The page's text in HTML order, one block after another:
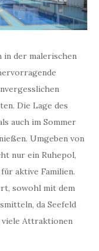
in der malerischen
Die Lage des
auch im Sommer
Umgeben von
nur ein Ruhepol,
aktive Familien.
sowohl mit dem
da Seefeld
viele Attraktionen